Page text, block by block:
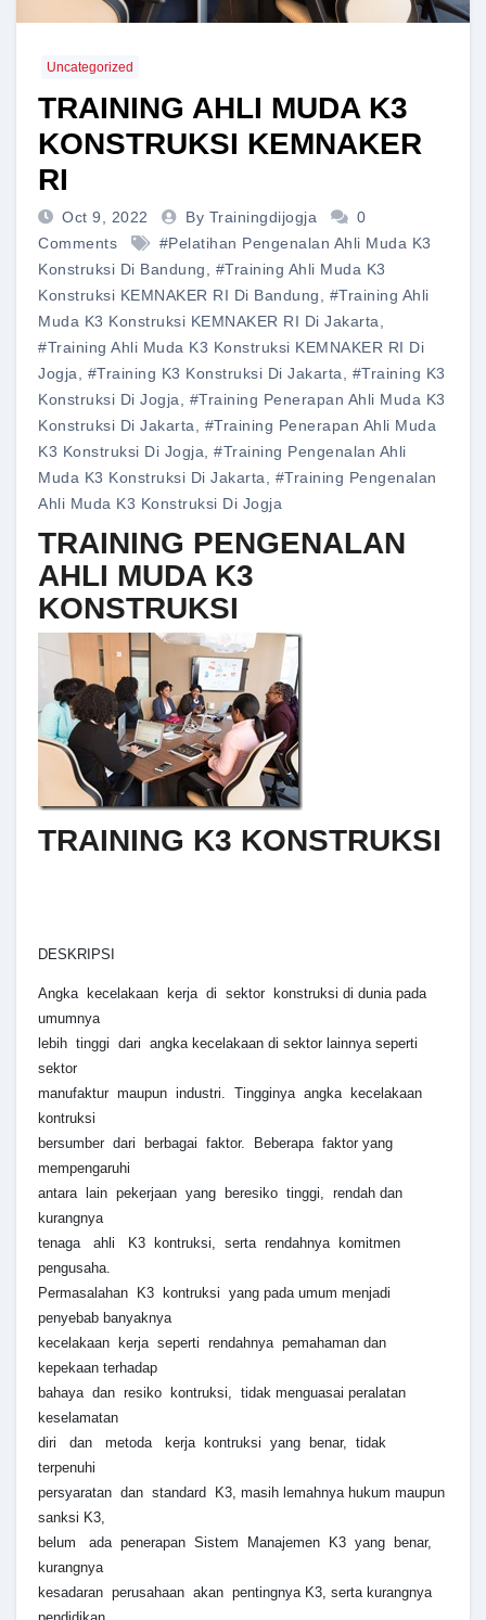
Uncategorized
TRAINING AHLI MUDA K3
KONSTRUKSI KEMNAKER
RI
Oct 9, 2022 By Trainingdijogja
0
Comments
#pelatihan Pengenalan Ahli Muda K3
Konstruksi Di Bandung, #training Ahli Muda K3
Konstruksi KEMNAKER RI Di Bandung, #training Ahli
Muda K3 Konstruksi KEMNAKER RI Di Jakarta,
#training Ahli Muda K3 Konstruksi KEMNAKER RI Di
Jogja, #training K3 Konstruksi Di Jakarta, #training K3
Konstruksi Di Jogja, #training Penerapan Ahli Muda K3
Konstruksi Di Jakarta, #training Penerapan Ahli Muda
K3 Konstruksi Di Jogja, #training Pengenalan Ahli
Muda K3 Konstruksi Di Jakarta, #training Pengenalan
Ahli Muda K3 Konstruksi Di Jogja
TRAINING PENGENALAN
AHLI MUDA K3
KONSTRUKSI
TRAINING K3 KONSTRUKSI
DESKRIPSI
Angka kecelakaan kerja di sektor konstruksi di dunia pada
umumnya
lebih tinggi dari angka kecelakaan di sektor lainnya seperti
sektor
manufaktur maupun industri. Tingginya angka kecelakaan
kontruksi
bersumber dari berbagai faktor. Beberapa faktor yang
mempengaruhi
antara lain pekerjaan yang beresiko tinggi, rendah dan
kurangnya
tenaga ahli K3 kontruksi, serta rendahnya komitmen
pengusaha.
Permasalahan K3 kontruksi yang pada umum menjadi
penyebab banyaknya
kecelakaan kerja seperti rendahnya pemahaman dan
kepekaan terhadap
bahaya dan resiko kontruksi, tidak menguasai peralatan
keselamatan
diri dan metoda kerja kontruksi yang benar, tidak
terpenuhi
persyaratan dan standard K3, masih lemahnya hukum maupun
sanksi K3,
belum ada penerapan Sistem Manajemen K3 yang benar,
kurangnya
kesadaran perusahaan akan pentingnya K3, serta kurangnya